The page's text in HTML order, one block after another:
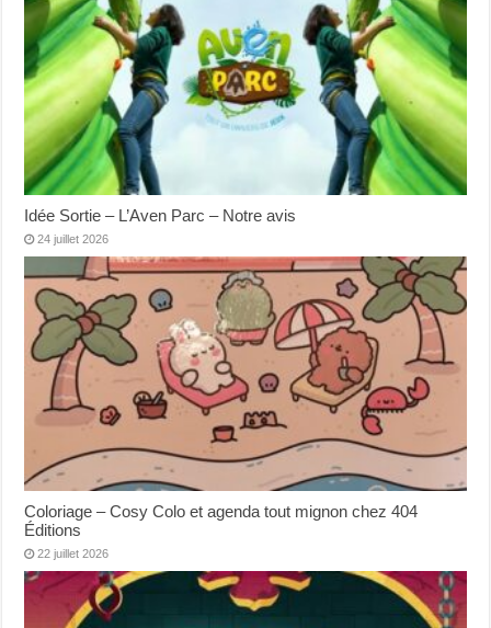
Idée Sortie – L’Aven Parc – Notre avis
24 juillet 2026
Coloriage – Cosy Colo et agenda tout mignon chez 404
Éditions
22 juillet 2026